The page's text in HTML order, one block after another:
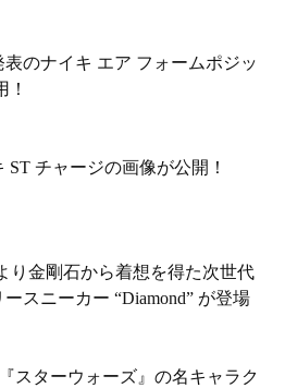
のナイキ エア フォームポジッ
！
ST チャージの画像が公開！
り金剛石から着想を得た次世代
スニーカー “Diamond” が登場
スターウォーズ』の名キャラク